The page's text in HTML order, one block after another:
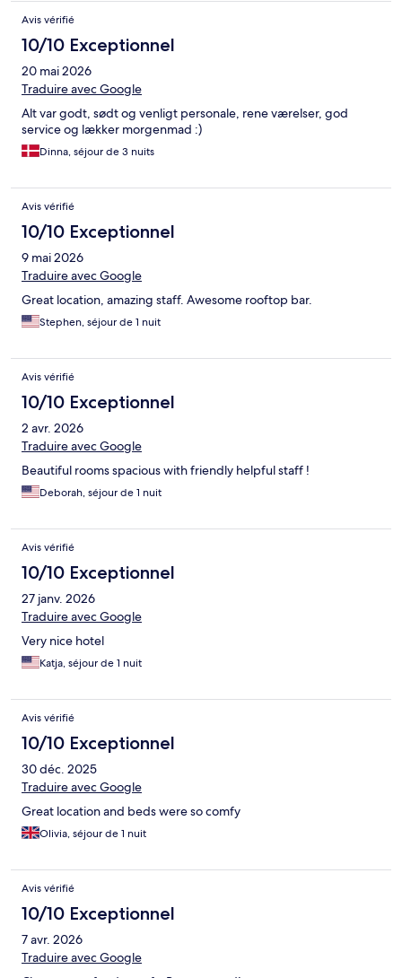
Avis vérifié
10/10 Exceptionnel
20 mai 2026
Traduire avec Google
Alt var godt, sødt og venligt personale, rene værelser, god
service og lækker morgenmad :)
Dinna, séjour de 3 nuits
Avis vérifié
10/10 Exceptionnel
9 mai 2026
Traduire avec Google
Great location, amazing staff. Awesome rooftop bar.
Stephen, séjour de 1 nuit
Avis vérifié
10/10 Exceptionnel
2 avr. 2026
Traduire avec Google
Beautiful rooms spacious with friendly helpful staff !
Deborah, séjour de 1 nuit
Avis vérifié
10/10 Exceptionnel
27 janv. 2026
Traduire avec Google
Very nice hotel
Katja, séjour de 1 nuit
Avis vérifié
10/10 Exceptionnel
30 déc. 2025
Traduire avec Google
Great location and beds were so comfy
Olivia, séjour de 1 nuit
Avis vérifié
10/10 Exceptionnel
7 avr. 2026
Traduire avec Google